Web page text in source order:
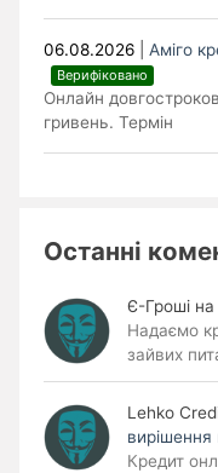
06.08.2026 |Аміго
Верифіковано
Онлайн
гривень. Термін
Останні
Є-Гроші на
Надаємо
зайвих
Lehko
вирішення
Кредит